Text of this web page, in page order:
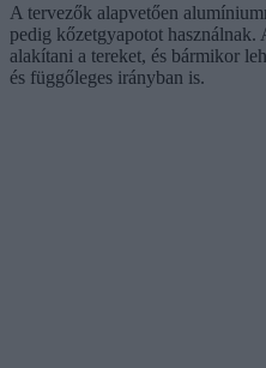
A tervezők alapvetően
pedig kőzetgyapotot
alakítani a tereket, és bármikor
és függőleges irányban is.